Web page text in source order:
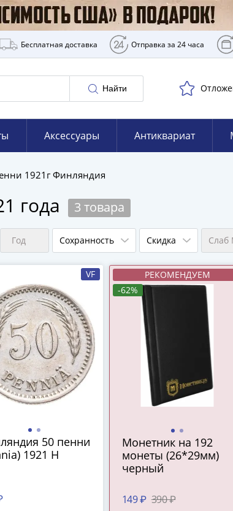
Бесплатная доставка Отправка за 24 часа
Найти
Аксессуары Антиквариат
1921г Финляндия
года 3 товара
Год Сохранность Скидка Слаб
VF
50 пенни
1921 H
РЕКОМЕНДУЕМ
-62%
Монетник на 192
монеты (26*29мм)
черный
149 ₽ 390 ₽